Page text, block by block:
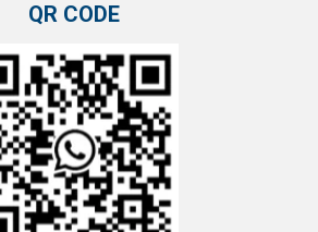
QR CODE